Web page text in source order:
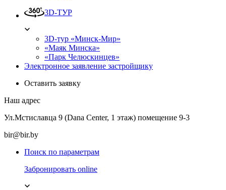
3D-ТУР
3D-тур «Минск-Мир»
«Маяк Минска»
«Парк Челюскинцев»
Электронное заявление застройщику
Оставить заявку
Наш адрес
Ул.Мстиславца 9 (Dana Center, 1 этаж) помещение 9-3
bir@bir.by
Поиск по параметрам
Забронировать online